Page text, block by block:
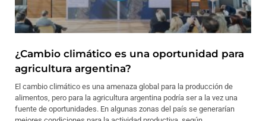
¿Cambio climático es una oportunidad para
agricultura argentina?
El cambio climático es una amenaza global para la producción de
alimentos, pero para la agricultura argentina podría ser a la vez una
fuente de oportunidades. En algunas zonas del país se generarían